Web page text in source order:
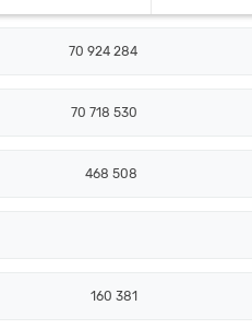
70 924 284
70 718 530
468 508
160 381